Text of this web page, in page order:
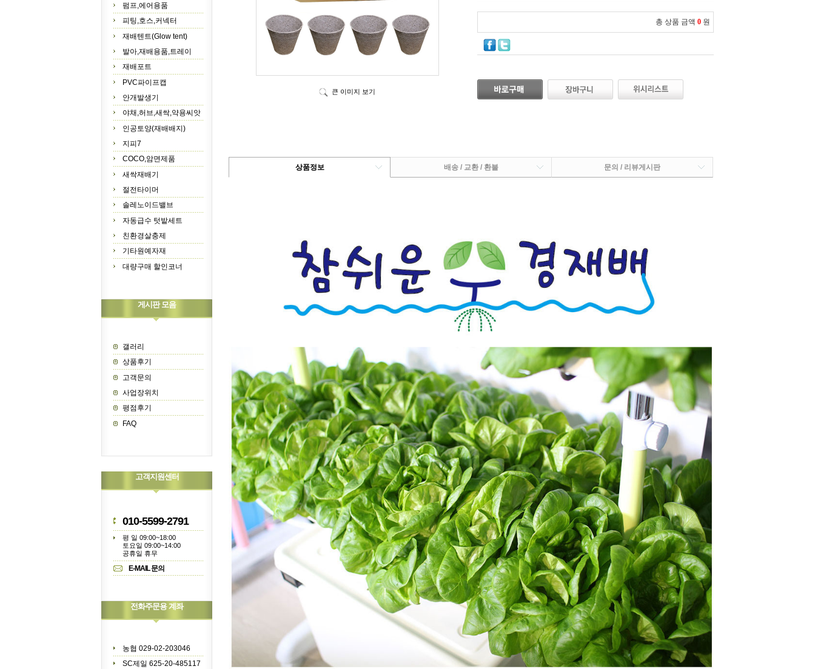
펌프,에어용품
피팅,호스,커넥터
재배텐트(Glow tent)
발아,재배용품,트레이
재배포트
PVC파이프캡
안개발생기
야채,허브,새싹,약용씨앗
인공토양(재배배지)
지피7
COCO,암면제품
새싹재배기
절전타이머
솔레노이드밸브
자동급수 텃밭세트
친환경살충제
기타원예자재
대량구매 할인코너
게시판 모음
갤러리
상품후기
고객문의
사업장위치
평점후기
FAQ
고객지원센터
010-5599-2791
평 일 09:00~18:00
토요일 09:00~14:00
공휴일 휴무
E-MAIL 문의
전화주문용 계좌
농협 029-02-203046
SC제일 625-20-485117
큰 이미지 보기
총 상품 금액 0 원
상품정보 배송 / 교환 / 환불 문의 / 리뷰게시판